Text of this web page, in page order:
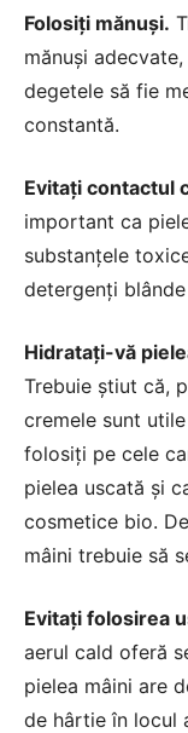
Folosiți mănuși.
mănuși
degetele să fie
constantă.
Evitați contactul
important ca
substanțele
detergenți
Hidratați-vă
Trebuie știut că,
cremele sunt
folosiți pe cele
pielea uscată și
cosmetice bio.
mâini trebuie să
Evitați folosirea
aerul cald oferă
pielea mâini are
de hârtie în locul